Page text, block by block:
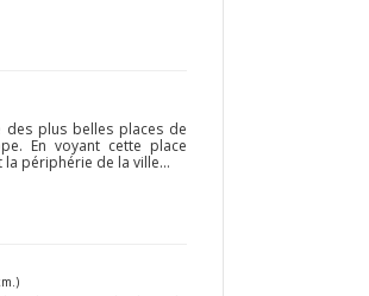
des plus belles places de
En voyant cette place
la périphérie de la ville...